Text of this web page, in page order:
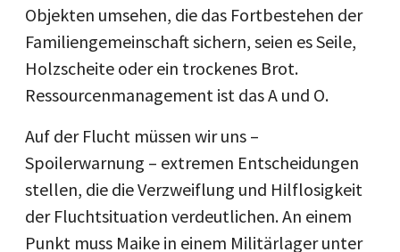
Objekten umsehen, die das Fortbestehen der
Familiengemeinschaft sichern, seien es Seile,
Holzscheite oder ein trockenes Brot.
Ressourcenmanagement ist das A und O.
Auf der Flucht müssen wir uns –
Spoilerwarnung – extremen Entscheidungen
stellen, die die Verzweiflung und Hilflosigkeit
der Fluchtsituation verdeutlichen. An einem
Punkt muss Maike in einem Militärlager unter